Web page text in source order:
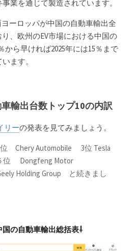
業を通じて製造されています。
ーロッパが中国の自動車輸出全
、欧州のEV市場における中国の
から早ければ2025年には15％まで
ます。
輸出台数トップ10の内訳
リーの発表を見てみましょう。
　Chery Automobile　 3位 Tesla
位　 Dongfeng Motor
Holding Group　と続きまし
の自動車輸出総括表⇩